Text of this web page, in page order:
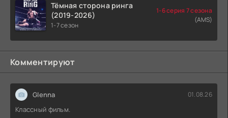
Тёмная сторона ринга
(2019-2026)
1-7 сезон
1-6 серия 7 сезона
(AMS)
Комментируют
Glenna 01.08.26
Классный фильм.